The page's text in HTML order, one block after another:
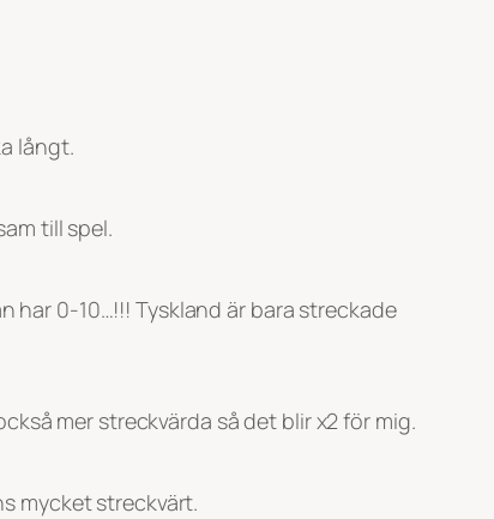
långt.
till spel.
har 0-10…!!! Tyskland är bara streckade
mer streckvärda så det blir x2 för mig.
mycket streckvärt.